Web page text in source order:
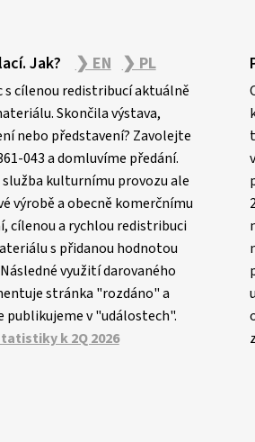
Jak? ❯ EN ❯ PL
s cílenou redistribucí aktuálně
Skončila výstava,
nebo představení? Zavolejte
043 a domluvíme předání.
kulturnímu provozu ale
výrobě a obecně komerčnímu
cílenou a rychlou redistribuci
s přidanou hodnotou
využití darovaného
stránka "rozdáno" a
publikujeme v "událostech".
k 2Q 2026